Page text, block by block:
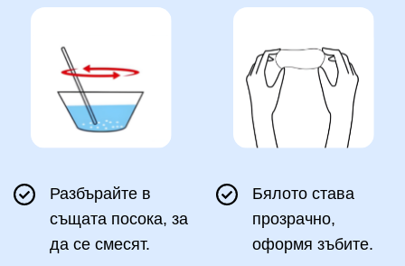
Разбърайте в
същата посока, за
да се смесят.
Бялото става
прозрачно,
оформя зъбите.